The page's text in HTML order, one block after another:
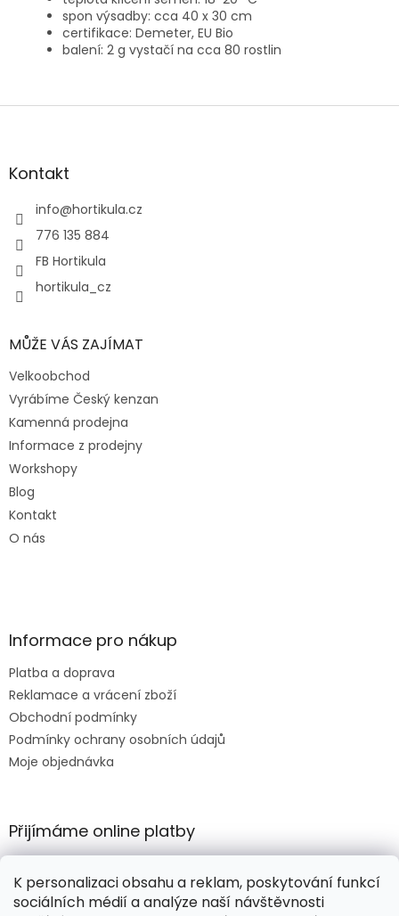
K personalizaci obsahu a reklam, poskytování funkcí
sociálních médií a analýze naší návštěvnosti
spon výsadby: cca 40 x 30 cm
certifikace: Demeter, EU Bio
balení: 2 g vystačí na cca 80 rostlin
Z
aKontakt
info@hortikula.cz
776 135 884
FB Hortikula
hortikula_cz
MŮŽE VÁS ZAJÍMAT
Velkoobchod
Vyrábíme Český kenzan
Kamenná prodejna
Informace z prodejny
Workshopy
Blog
Kontakt
O nás
Informace pro nákup
Platba a doprava
Reklamace a vrácení zboží
Obchodní podmínky
Podmínky ochrany osobních údajů
Moje objednávka
Přijímáme online platby